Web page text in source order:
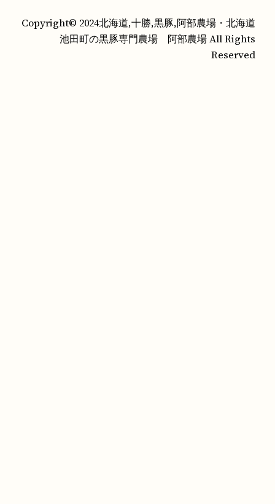
Copyright© 2024北海道,十勝,黒豚,阿部農場・北海道
池田町の黒豚専門農場 阿部農場 All Rights
Reserved